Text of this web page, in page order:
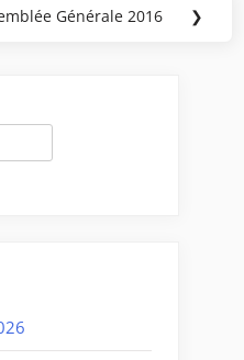
Générale 2016 ❯